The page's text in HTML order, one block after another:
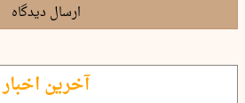
ارسال دیدگاه
آخرین اخبار